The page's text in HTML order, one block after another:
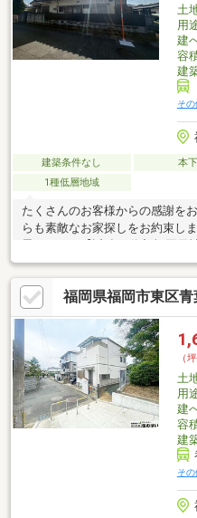
土
用
建
容
建
そ
建築条件なし 本
1種低層地域
たくさんのお客様からの感謝を
らも素敵なお家探しをお約束し
さいませ。ご条件など何も決ま
はお客様の【希望】や【理想】
必ず【思い出に残る取引】をお
ら、信頼の近鉄グループ【近鉄
【資料請求】又は【見学予約】
西新営業所【フリーダイヤル
下さいませ。
福岡県福岡市東区
（
土
用
建
容
建
そ